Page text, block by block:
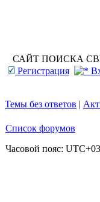
САЙТ ПОИСКА
Регистрация
Темы без ответов |
Список форумов
Часовой пояс: